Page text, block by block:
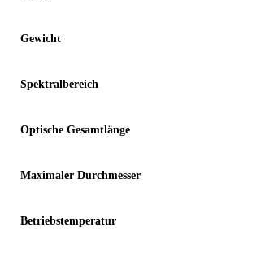
Gewicht
Spektralbereich
Optische Gesamtlänge
Maximaler Durchmesser
Betriebstemperatur